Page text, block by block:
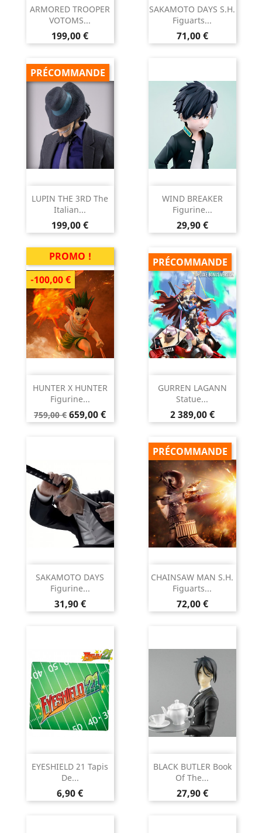
ARMORED TROOPER
VOTOMS...
Prix
199,00 €
SAKAMOTO DAYS S.H.
Figuarts...
Prix
71,00 €
LUPIN THE 3RD The
Italian...
Prix
199,00 €
PRÉCOMMANDE
WIND BREAKER
Figurine...
Prix
29,90 €
HUNTER X HUNTER
Figurine...
Prix
de
759,00 € Prix
659,00 €
PROMO !
-100,00 €
GURREN LAGANN
Statue...
Prix
2 389,00 €
PRÉCOMMANDE
SAKAMOTO DAYS
Figurine...
Prix
31,90 €
CHAINSAW MAN S.H.
Figuarts...
Prix
72,00 €
PRÉCOMMANDE
EYESHIELD 21 Tapis
De...
Prix
6,90 €
BLACK BUTLER Book
Of The...
Prix
27,90 €